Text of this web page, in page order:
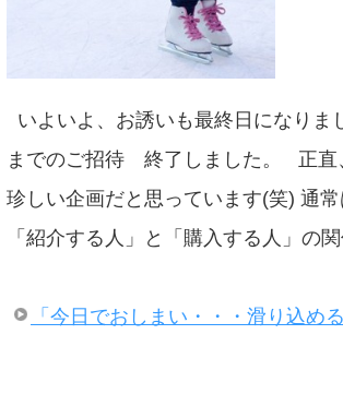
いよいよ、お誘いも最終日になりま
までのご招待 終了しました。 正直
珍しい企画だと思っています(笑) 通
「紹介する人」と「購入する人」の
「今日でおしまい・・・滑り込め